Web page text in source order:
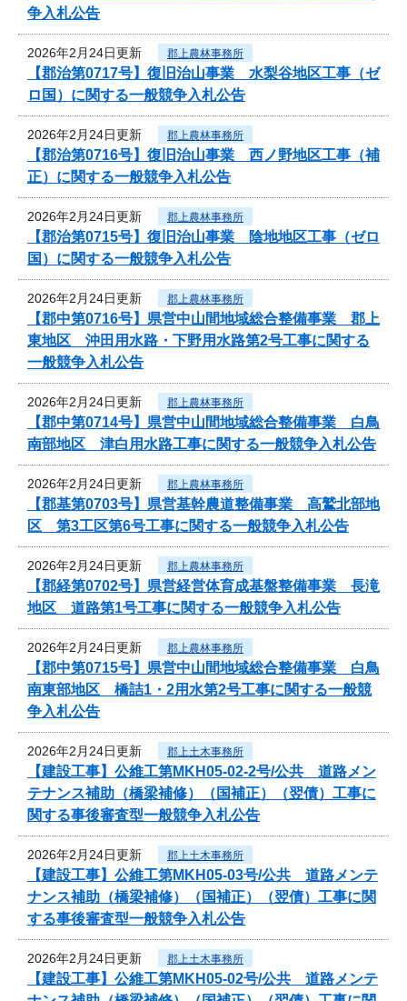
争入札公告
2026年2月24日更新 郡上農林事務所
【郡治第0717号】復旧治山事業 水梨谷地区工事（ゼ
ロ国）に関する一般競争入札公告
2026年2月24日更新 郡上農林事務所
【郡治第0716号】復旧治山事業 西ノ野地区工事（補
正）に関する一般競争入札公告
2026年2月24日更新 郡上農林事務所
【郡治第0715号】復旧治山事業 陰地地区工事（ゼロ
国）に関する一般競争入札公告
2026年2月24日更新 郡上農林事務所
【郡中第0716号】県営中山間地域総合整備事業 郡上
東地区 沖田用水路・下野用水路第2号工事に関する
一般競争入札公告
2026年2月24日更新 郡上農林事務所
【郡中第0714号】県営中山間地域総合整備事業 白鳥
南部地区 津白用水路工事に関する一般競争入札公告
2026年2月24日更新 郡上農林事務所
【郡基第0703号】県営基幹農道整備事業 高鷲北部地
区 第3工区第6号工事に関する一般競争入札公告
2026年2月24日更新 郡上農林事務所
【郡経第0702号】県営経営体育成基盤整備事業 長滝
地区 道路第1号工事に関する一般競争入札公告
2026年2月24日更新 郡上農林事務所
【郡中第0715号】県営中山間地域総合整備事業 白鳥
南東部地区 橋詰1・2用水第2号工事に関する一般競
争入札公告
2026年2月24日更新 郡上土木事務所
【建設工事】公維工第MKH05-02-2号/公共 道路メン
テナンス補助（橋梁補修）（国補正）（翌債）工事に
関する事後審査型一般競争入札公告
2026年2月24日更新 郡上土木事務所
【建設工事】公維工第MKH05-03号/公共 道路メンテ
ナンス補助（橋梁補修）（国補正）（翌債）工事に関
する事後審査型一般競争入札公告
2026年2月24日更新 郡上土木事務所
【建設工事】公維工第MKH05-02号/公共 道路メンテ